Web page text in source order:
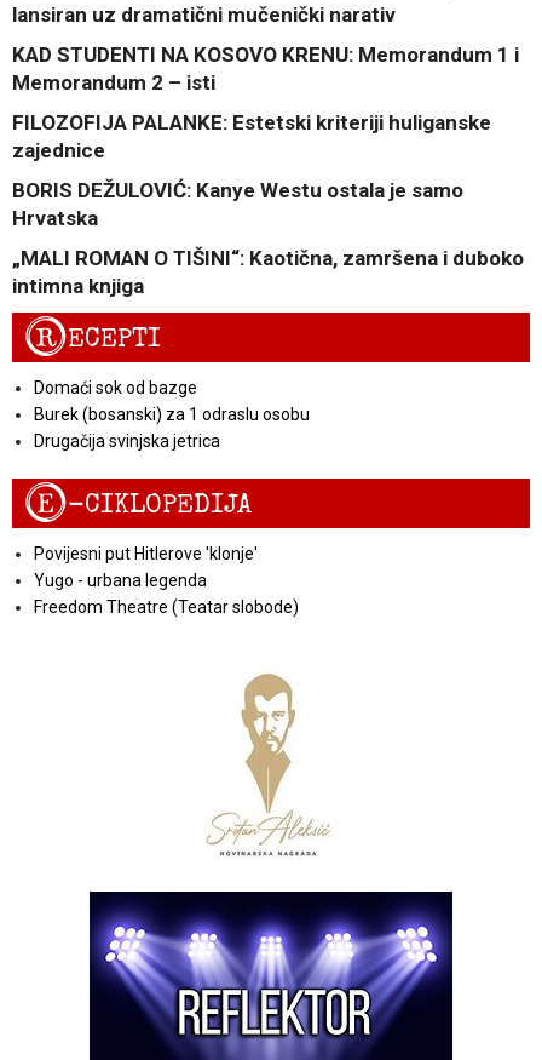
lansiran uz dramatični mučenički narativ
KAD STUDENTI NA KOSOVO KRENU: Memorandum 1 i
Memorandum 2 – isti
FILOZOFIJA PALANKE: Estetski kriteriji huliganske
zajednice
BORIS DEŽULOVIĆ: Kanye Westu ostala je samo
Hrvatska
„MALI ROMAN O TIŠINI“: Kaotična, zamršena i duboko
intimna knjiga
RECEPTI
Domaći sok od bazge
Burek (bosanski) za 1 odraslu osobu
Drugačija svinjska jetrica
E-CIKLOPEDIJA
Povijesni put Hitlerove 'klonje'
Yugo - urbana legenda
Freedom Theatre (Teatar slobode)